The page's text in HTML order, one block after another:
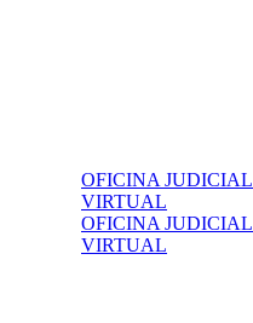
OFICINA JUDICIAL
VIRTUAL
OFICINA JUDICIAL
VIRTUAL